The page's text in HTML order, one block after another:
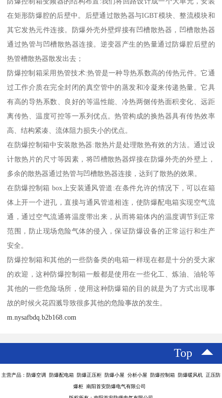
在矩形防爆腔的后壁中。后壁通过散热器与IGBT模块、整流模块和
其它发热元件连接。防爆外壳外壁焊接有凹槽散热器，凹槽散热器
通过热管与凹槽散热器连接。逆变器产生的热量通过防爆腔后壁的
热管槽散热器散发出去；
防爆控制箱采用热管技术:热管是一种导热系数高的传热元件。它通
过工作介质在完全封闭的真空管中的蒸发和冷凝来传递热量。它具
有高的导热系数、良好的等温性能、冷热两侧传热面积变化、远距
离传热、温度可控等一系列优点。热管构成的换热器具有传热效率
高、结构紧凑、流体阻力损失小的优点。
在防爆控制箱中安装散热器:散热片是处理散热有效的方法。通过设
计散热片的尺寸等因素，将凹槽散热器焊接在防爆外壳的外壁上，
多余的散热器通过热管与凹槽散热器连接，达到了散热的效果。
在防爆控制箱 box上安装通风管道:在条件允许的情况下，可以在箱
体上开一个进孔，直接与通风管道相连，使防爆配电箱实现空气流
通，通过空气流通将温度带出来，从而将箱体内的温度调节到正常
范围，防止现场危险气体的侵入，保证防爆设备的正常运行和生产
安全。
防爆控制箱和其他的一些防备类的电箱一样现在都是十分的受大家
的欢迎，这种防爆控制箱一般都是使用在一些化工、炼油、油轮等
其他的一些危险场所，使用这种防爆箱的目的就是为了方式出现事
故的时候火花四溅导致很多其他的危险事故的发生。
m.nysafbdq.b2b168.com
Top
主营产品：防爆空调 防爆配电箱 防爆正压柜 防爆小屋 分析小屋 防爆控制箱 防爆暖风机 正压防
爆柜 南阳首安防爆电气有限公司